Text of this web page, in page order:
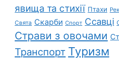
явища та стихії Птахи
Свята Скарби Спорт Ссавці
Страви з овочами
Транспорт Туризм